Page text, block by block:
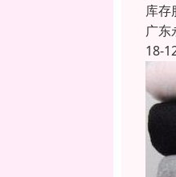
库
广东
18-